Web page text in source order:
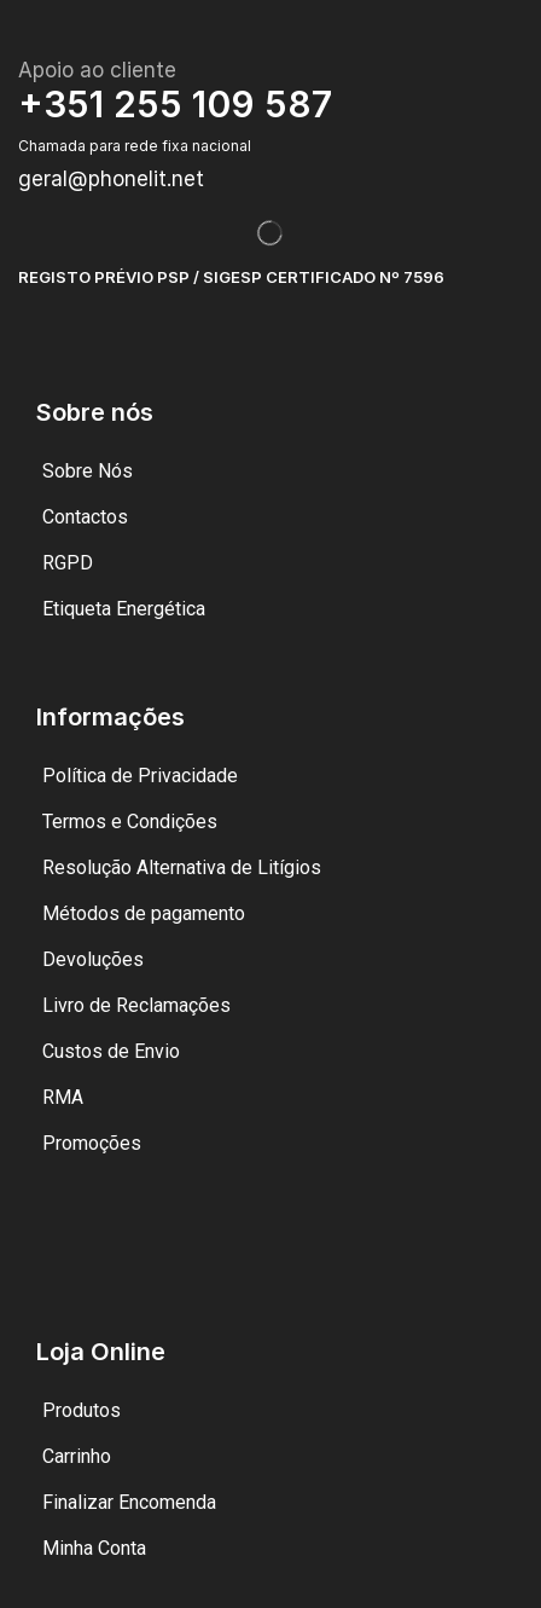
Apoio ao cliente
+351 255 109 587
Chamada para rede fixa nacional
geral@phonelit.net
REGISTO PRÉVIO PSP / SIGESP CERTIFICADO Nº 7596
Sobre nós
Sobre Nós
Contactos
RGPD
Etiqueta Energética
Informações
Política de Privacidade
Termos e Condições
Resolução Alternativa de Litígios
Métodos de pagamento
Devoluções
Livro de Reclamações
Custos de Envio
RMA
Promoções
Loja Online
Produtos
Carrinho
Finalizar Encomenda
Minha Conta